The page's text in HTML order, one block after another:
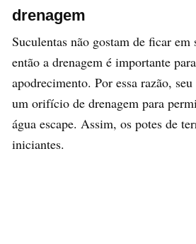
drenagem
Suculentas não gostam de ficar em
então a drenagem é importante
apodrecimento. Por essa razão,
um orifício de drenagem para
água escape. Assim, os potes de
iniciantes.